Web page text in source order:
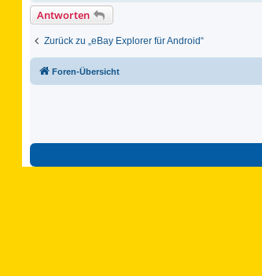
Antworten
Zurück zu „eBay Explorer für Android“
Foren-Übersicht